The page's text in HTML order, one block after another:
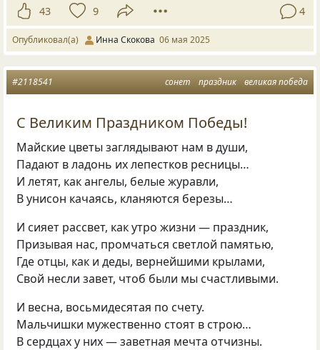
43 9 4
Опубликовал(а) Инна Скокова 06 мая 2025
сонет праздник великая победа
#2118541
С Великим Праздником Победы!
Майские цветы заглядывают нам в души,
Падают в ладонь их лепестков ресницы…
И летят, как ангелы, белые журавли,
В унисон качаясь, кланяются березы…
И сияет рассвет, как утро жизни — праздник,
Призывая нас, промчаться светлой памятью,
Где отцы, как и деды, вернейшими крылами,
Свой несли завет, чтоб были мы счастливыми.
И весна, восьмидесятая по счету.
Мальчишки мужественно стоят в строю…
В сердцах у них — заветная мечта отчизны.